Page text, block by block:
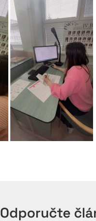
Odporučte